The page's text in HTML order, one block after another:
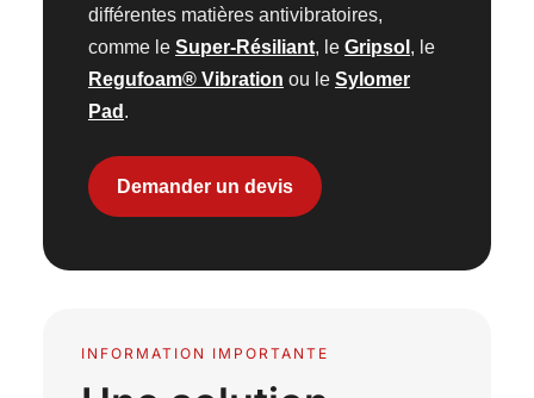
différentes matières antivibratoires,
comme le Super-Résiliant, le Gripsol , le
Regufoam® Vibration ou le Sylomer
Pad .
Demander un devis
INFORMATION IMPORTANTE